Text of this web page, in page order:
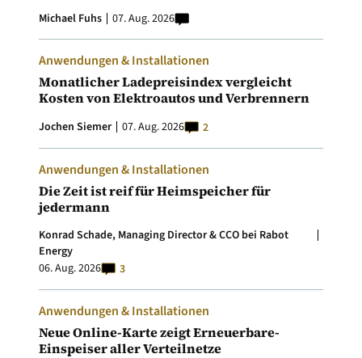
Michael Fuhs 07. Aug. 2026
Anwendungen & Installationen
Monatlicher Ladepreisindex vergleicht
Kosten von Elektroautos und Verbrennern
Jochen Siemer 07. Aug. 2026 2
Anwendungen & Installationen
Die Zeit ist reif für Heimspeicher für
jedermann
Konrad Schade, Managing Director & CCO bei Rabot
Energy
06. Aug. 2026
3
Anwendungen & Installationen
Neue Online-Karte zeigt Erneuerbare-
Einspeiser aller Verteilnetze